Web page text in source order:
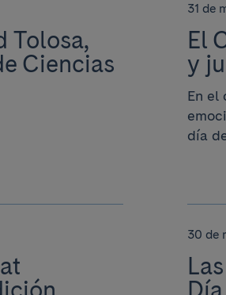
Tolosa,
Ciencias
31 de
El
y
En el
día
30 de